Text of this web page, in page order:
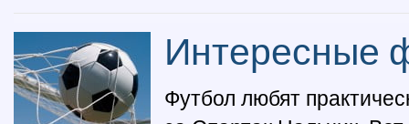
Интересные
Футбол любят